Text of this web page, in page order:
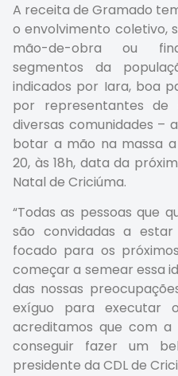
A receita de Gramado
o envolvimento coletivo,
mão-de-obra ou
segmentos da
indicados por Iara, boa
por representantes de
diversas comunidades –
botar a mão na massa
20, às 18h, data da
Natal de Criciúma.
“Todas as pessoas que
são convidadas a
focado para os
começar a semear essa
das nossas
exíguo para executar
acreditamos que com a
conseguir fazer um
presidente da CDL de